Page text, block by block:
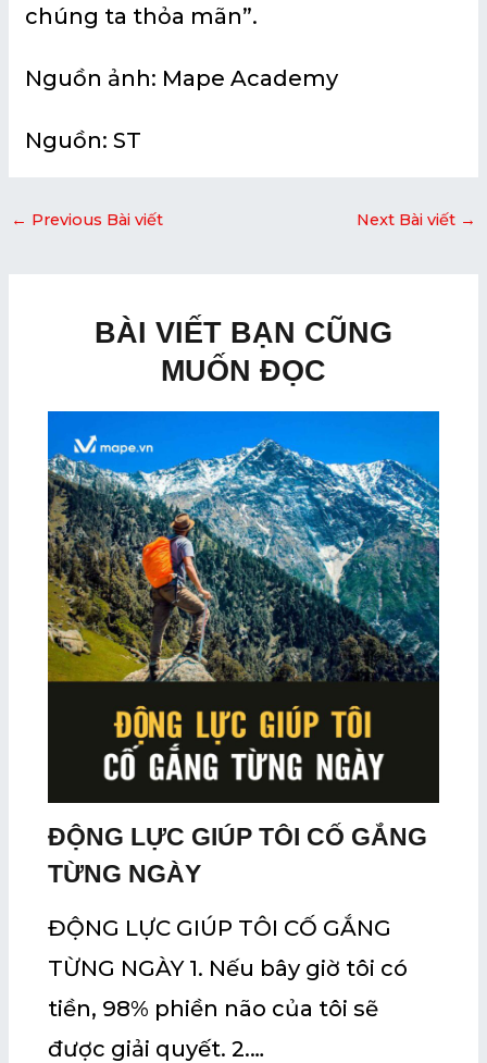
chúng ta thỏa mãn”.
Nguồn ảnh: Mape Academy
Nguồn: ST
← Previous Bài viết Next Bài viết →
BÀI VIẾT BẠN CŨNG
MUỐN ĐỌC
ĐỘNG LỰC GIÚP TÔI CỐ GẮNG
TỪNG NGÀY
ĐỘNG LỰC GIÚP TÔI CỐ GẮNG
TỪNG NGÀY 1. Nếu bây giờ tôi có
tiền, 98% phiền não của tôi sẽ
được giải quyết. 2.…